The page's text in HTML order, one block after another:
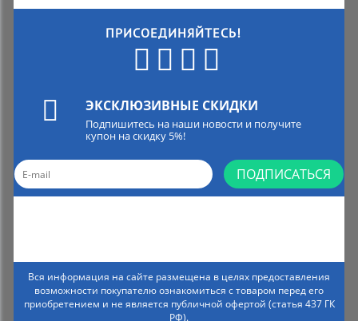
ПРИСОЕДИНЯЙТЕСЬ!
ЭКСКЛЮЗИВНЫЕ СКИДКИ
Подпишитесь на наши новости и получите
купон на скидку 5%!
ПОДПИСАТЬСЯ
Вся информация на сайте размещена в целях предоставления
возможности покупателю ознакомиться с товаром перед его
приобретением и не является публичной офертой (статья 437 ГК
РФ).